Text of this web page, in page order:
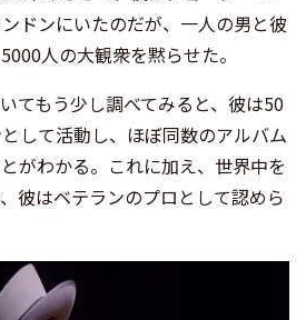
ドンにいたのだが、一人の男と彼
人の大観衆を黙らせた。
てもう少し調べてみると、彼は50
して活動し、ほぼ同数のアルバム
がわかる。これに加え、世界中を
彼はベテランのプロとして認めら